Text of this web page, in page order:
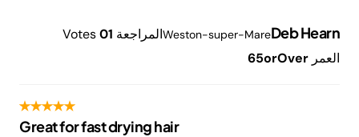
Deb Hearn
Weston-super-Mareالمراجعة 1
Votes 0
العمر 65orOver
Great for fast drying hair